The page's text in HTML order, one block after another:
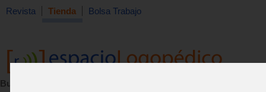
Revista Tienda Bolsa Trabajo
Buscar: